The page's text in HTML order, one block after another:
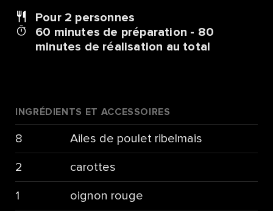
Pour 2 personnes
60 minutes de préparation - 80
minutes de réalisation au total
INGRÉDIENTS ET ACCESSOIRES
8 Ailes de poulet ribelmais
2 carottes
1 oignon rouge